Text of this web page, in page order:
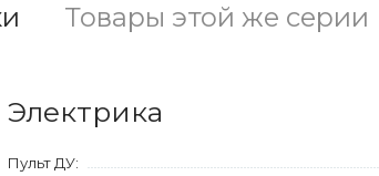
Товары этой же серии
Электрика
Пульт ДУ: